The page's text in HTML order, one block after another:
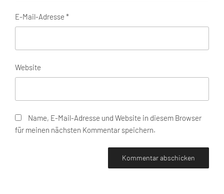
E-Mail-Adresse *
Website
Name, E-Mail-Adresse und Website in diesem Browser
für meinen nächsten Kommentar speichern.